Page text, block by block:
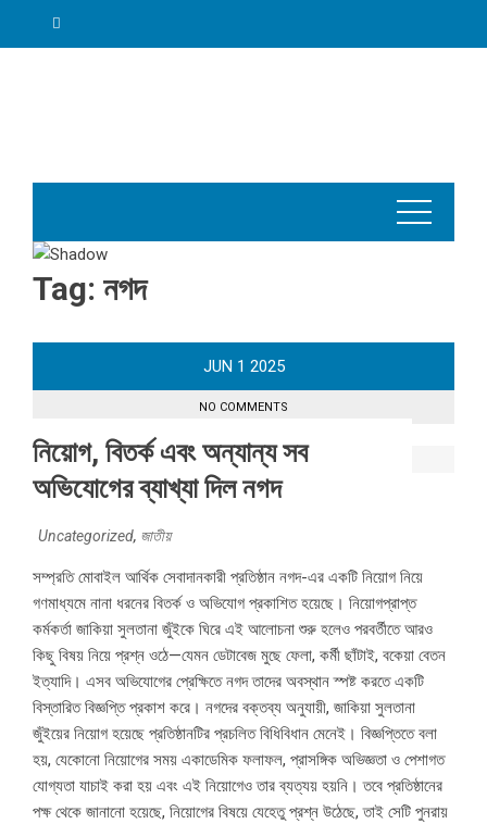
Tag: নগদ
JUN 1 2025
NO COMMENTS
নিয়োগ, বিতর্ক এবং অন্যান্য সব
অভিযোগের ব্যাখ্যা দিল নগদ
Uncategorized, জাতীয়
সম্প্রতি মোবাইল আর্থিক সেবাদানকারী প্রতিষ্ঠান নগদ-এর একটি নিয়োগ নিয়ে
গণমাধ্যমে নানা ধরনের বিতর্ক ও অভিযোগ প্রকাশিত হয়েছে। নিয়োগপ্রাপ্ত
কর্মকর্তা জাকিয়া সুলতানা জুঁইকে ঘিরে এই আলোচনা শুরু হলেও পরবর্তীতে আরও
কিছু বিষয় নিয়ে প্রশ্ন ওঠে—যেমন ডেটাবেজ মুছে ফেলা, কর্মী ছাঁটাই, বকেয়া বেতন
ইত্যাদি। এসব অভিযোগের প্রেক্ষিতে নগদ তাদের অবস্থান স্পষ্ট করতে একটি
বিস্তারিত বিজ্ঞপ্তি প্রকাশ করে। নগদের বক্তব্য অনুযায়ী, জাকিয়া সুলতানা
জুঁইয়ের নিয়োগ হয়েছে প্রতিষ্ঠানটির প্রচলিত বিধিবিধান মেনেই। বিজ্ঞপ্তিতে বলা
হয়, যেকোনো নিয়োগের সময় একাডেমিক ফলাফল, প্রাসঙ্গিক অভিজ্ঞতা ও পেশাগত
যোগ্যতা যাচাই করা হয় এবং এই নিয়োগেও তার ব্যত্যয় হয়নি। তবে প্রতিষ্ঠানের
পক্ষ থেকে জানানো হয়েছে, নিয়োগের বিষয়ে যেহেতু প্রশ্ন উঠেছে, তাই সেটি পুনরায়